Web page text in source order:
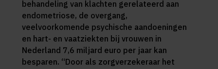
behandeling van klachten gerelateerd aan
endometriose, de overgang,
veelvoorkomende psychische aandoeningen
en hart- en vaatziekten bij vrouwen in
Nederland 7,6 miljard euro per jaar kan
besparen. “Door als zorgverzekeraar het